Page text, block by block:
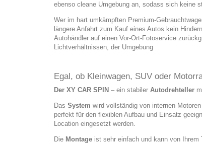
ebenso cleane Umgebung an, sodass sich keine
Wer im hart umkämpften Premium-
längere Anfahrt zum Kauf eines Autos kein
Autohändler auf einen Vor-Ort-Fotoservice
Lichtverhältnissen, der Umgebung
Egal, ob Kleinwagen, SUV oder
Der XY CAR SPIN – ein stabiler Autodrehteller
Das System wird vollständig von internen
perfekt für den flexiblen Aufbau und Einsatz
Location eingesetzt werden.
Die Montage ist sehr einfach und kann von Ihrem